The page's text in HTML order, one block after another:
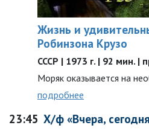
Жизнь и
Робинзона Крузо
СССР | 1973 г. | 92 мин. |
Моряк оказывается на
подробнее
23:45 Х/ф «Вчера,